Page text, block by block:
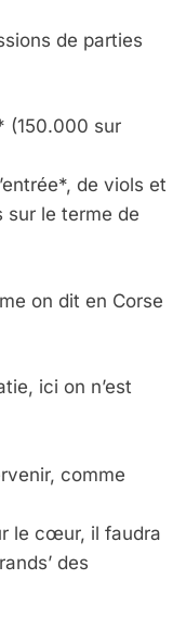
de parties
(150.000 sur
de viols et
le terme de
on dit en Corse
ici on n’est
comme
le cœur, il faudra
des